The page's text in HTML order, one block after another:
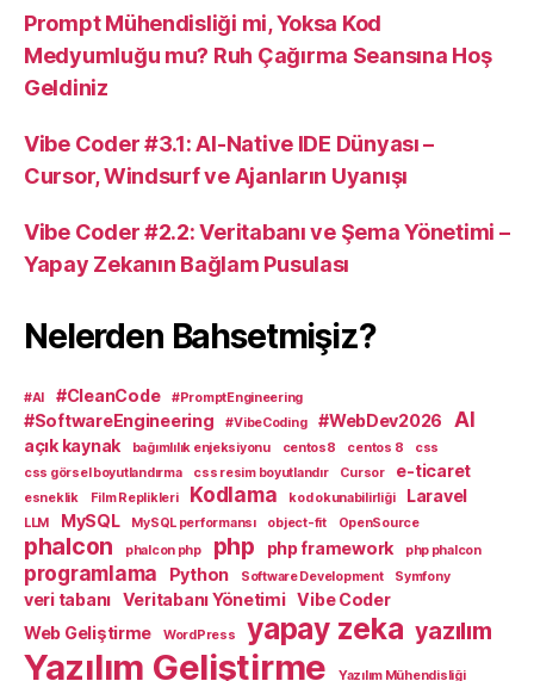
Prompt Mühendisliği mi, Yoksa Kod
Medyumluğu mu? Ruh Çağırma Seansına Hoş
Geldiniz
Vibe Coder #3.1: AI-Native IDE Dünyası –
Cursor, Windsurf ve Ajanların Uyanışı
Vibe Coder #2.2: Veritabanı ve Şema Yönetimi –
Yapay Zekanın Bağlam Pusulası
Nelerden Bahsetmişiz?
#AI #CleanCode #PromptEngineering
#SoftwareEngineering #VibeCoding #WebDev2026 AI
açık kaynak bağımlılık enjeksiyonu centos8 centos 8
css
css görsel boyutlandırma
css resim boyutlandır Cursor e-ticaret
esneklik Film Replikleri Kodlama kod okunabilirliği Laravel
LLM MySQL MySQL performansı object-fit OpenSource
phalcon phalcon php php php framework php phalcon
programlama Python Software Development Symfony
veri tabanı Veritabanı Yönetimi Vibe Coder
Web Geliştirme
WordPress yapay zeka yazılım
Yazılım Geliştirme Yazılım Mühendisliği